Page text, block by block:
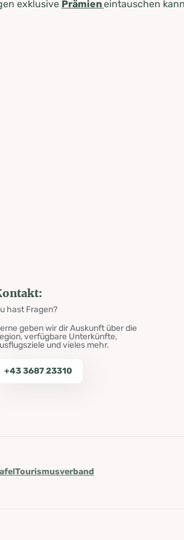
exklusive Prämieneintauschen
hast Fragen?
geben wir dir Auskunft über die
verfügbare Unterkünfte,
und vieles mehr.
+43 3687 23310
Tourismusverband